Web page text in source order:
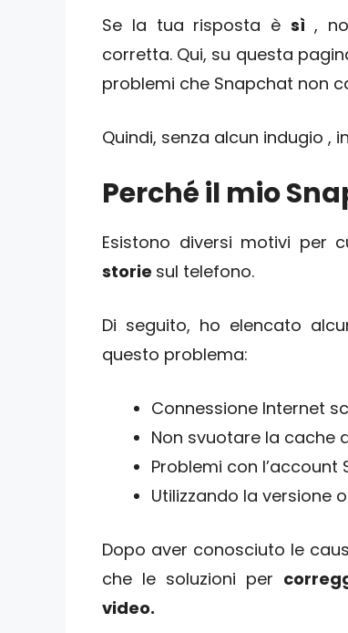
Se la tua risposta è sì ,
corretta. Qui, su questa
problemi che Snapchat non
Quindi, senza alcun indugio ,
Perché il mio
Esistono diversi motivi per
storie sul telefono.
Di seguito, ho elencato
questo problema:
Connessione Internet
Non svuotare la cache
Problemi con l’account
Utilizzando la versione
Dopo aver conosciuto le
che le soluzioni per
video.